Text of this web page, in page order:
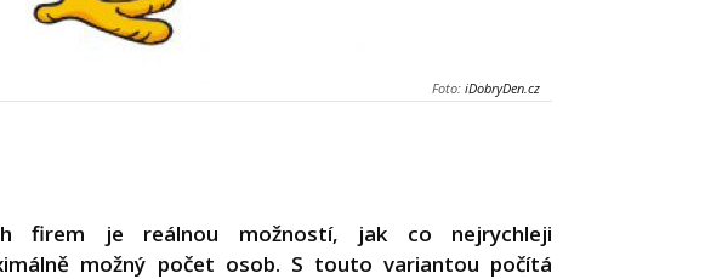
Foto: iDobryDen.cz
firem je reálnou možností, jak co nejrychleji
možný počet osob. S touto variantou počítá